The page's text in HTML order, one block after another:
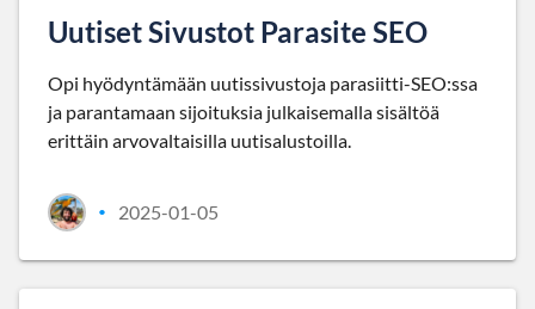
Uutiset Sivustot Parasite SEO
Opi hyödyntämään uutissivustoja parasiitti-SEO:ssa
ja parantamaan sijoituksia julkaisemalla sisältöä
erittäin arvovaltaisilla uutisalustoilla.
• 2025-01-05